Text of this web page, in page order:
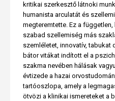
kritikai szerkesztő látnoki
humanista arculatát és
megteremtette. Ez a
szabad szellemiség más
szemléletet, innovatív,
bátor vitákat indított el a
szakma nevében hálásak
évtizede a hazai
tartóoszlopa, amely a
ötvözi a klinikai ismereteket a